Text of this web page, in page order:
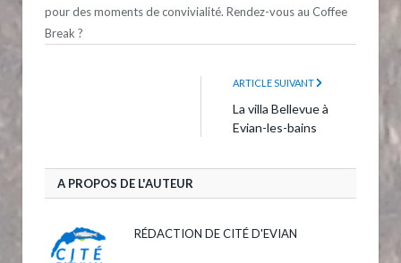
pour des moments de convivialité. Rendez-vous au Coffee
Break ?
ARTICLE SUIVANT
La villa Bellevue à
Evian-les-bains
A PROPOS DE L'AUTEUR
RÉDACTION DE CITÉ D'EVIAN